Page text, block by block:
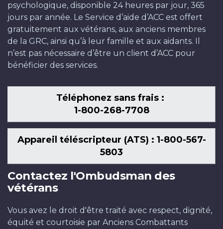
psychologique, disponible 24 heures par jour, 365
jours par année. Le Service d’aide d’ACC est offert
gratuitement aux vétérans, aux anciens membres
de la GRC, ainsi qu’à leur famille et aux aidants. Il
n’est pas nécessaire d’être un client d’ACC pour
bénéficier des services.
Téléphonez sans frais :
1-800-268-7708
Appareil téléscripteur (ATS) : 1-800-567-
5803
Contactez l'Ombudsman des
vétérans
Vous avez le droit d'être traité avec respect, dignité,
équité et courtoisie par Anciens Combattants